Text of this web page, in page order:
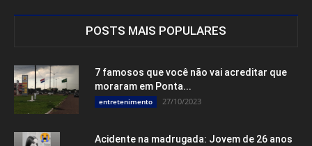
POSTS MAIS POPULARES
7 famosos que você não vai acreditar que
moraram em Ponta...
entretenimento 27/10/2023
Acidente na madrugada: Jovem de 26 anos